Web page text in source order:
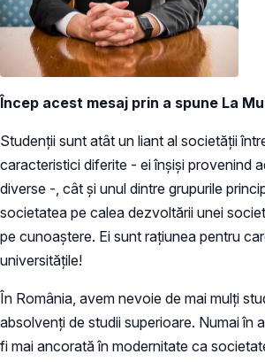
Încep acest mesaj prin a spune La
Studenții sunt atât un liant al societății
caracteristici diferite - ei înșiși provenind
diverse -, cât și unul dintre grupurile
societatea pe calea dezvoltării unei
pe cunoaștere. Ei sunt rațiunea pentru
universitățile!
În România, avem nevoie de mai mulți
absolvenți de studii superioare. Numai în
fi mai ancorată în modernitate ca